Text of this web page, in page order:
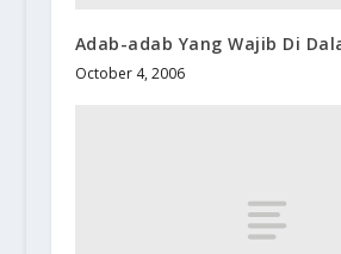
Adab-adab Yang Wajib Di
October 4, 2006